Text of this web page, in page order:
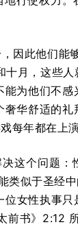
因此他们能
十月，这些
为他们不感
华舒适的礼
每年都在上演
这个问题：
似于圣经中
女性执事只
前书》2:12